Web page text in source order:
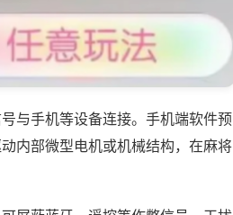
与手机等设备连接。手机端软件预
内部微型电机或机械结构，在麻将